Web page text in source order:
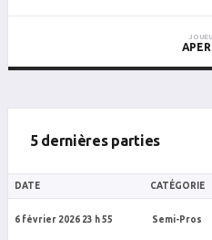
5 dernières parties
DATE CATÉGORIE
6 février 2026 23 h 55 Semi-Pros